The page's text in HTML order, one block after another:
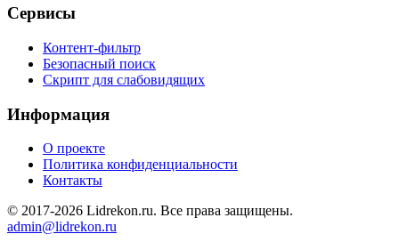
Сервисы
Контент-фильтр
Безопасный поиск
Скрипт для слабовидящих
Информация
О проекте
Политика конфиденциальности
Контакты
© 2017-2026 Lidrekon.ru. Все права защищены.
admin@lidrekon.ru